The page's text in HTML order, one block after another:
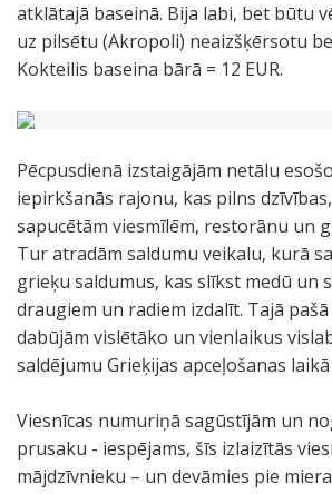
atklātajā baseinā. Bija labi, bet būtu
uz pilsētu (Akropoli) neaizšķērsotu
Kokteilis baseina bārā = 12 EUR.
Pēcpusdienā izstaigājām netālu
iepirkšanās rajonu, kas pilns
sapucētām viesmīlēm, restorānu un
Tur atradām saldumu veikalu, kurā
grieķu saldumus, kas slīkst medū un
draugiem un radiem izdalīt. Tajā
dabūjām vislētāko un vienlaikus
saldējumu Grieķijas apceļošanas laikā
Viesnīcas numuriņā sagūstījām un
prusaku - iespējams, šīs izlaizītās
mājdzīvnieku – un devāmies pie